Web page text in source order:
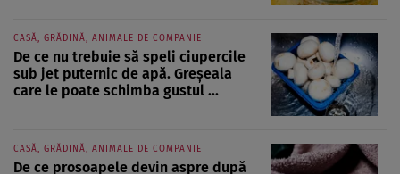
CASĂ, GRĂDINĂ, ANIMALE DE COMPANIE
De ce nu trebuie să speli ciupercile
sub jet puternic de apă. Greșeala
care le poate schimba gustul ...
CASĂ, GRĂDINĂ, ANIMALE DE COMPANIE
De ce prosoapele devin aspre după